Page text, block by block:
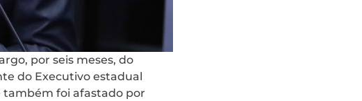
por seis meses, do
do Executivo estadual
também foi afastado por